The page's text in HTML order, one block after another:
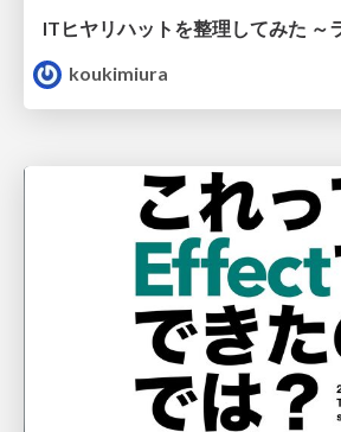
koukimiura